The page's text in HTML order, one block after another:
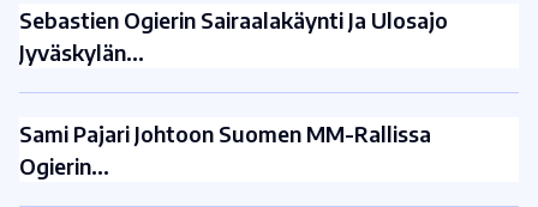
Sebastien Ogierin Sairaalakäynti Ja Ulosajo
Jyväskylän…
Sami Pajari Johtoon Suomen MM-Rallissa
Ogierin…